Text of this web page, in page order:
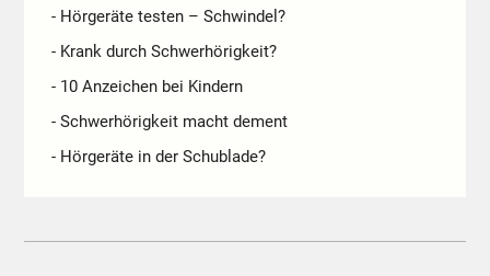
- Hörgeräte testen – Schwindel?
- Krank durch Schwerhörigkeit?
- 10 Anzeichen bei Kindern
- Schwerhörigkeit macht dement
- Hörgeräte in der Schublade?